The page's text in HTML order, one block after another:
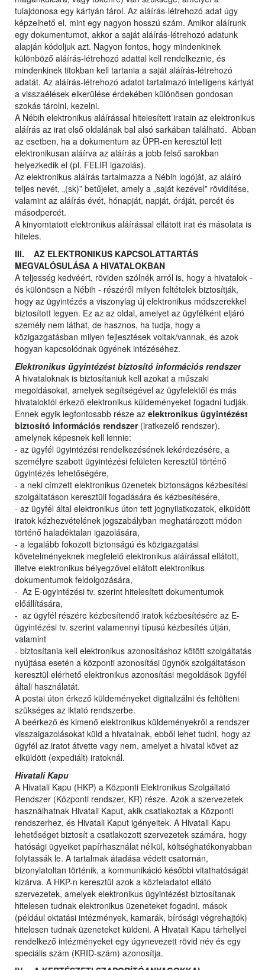
tulajdonosa egy kártyán tárol. Az aláírás-létrehozó adat úgy
képzelhető el, mint egy nagyon hosszú szám. Amikor aláírunk
egy dokumentumot, akkor a saját aláírás-létrehozó adatunk
alapján kódoljuk azt. Nagyon fontos, hogy mindenkinek
különböző aláírás-létrehozó adattal kell rendelkeznie, és
mindenkinek titokban kell tartania a saját aláírás-létrehozó
adatát. Az aláírás-létrehozó adatot tartalmazó intelligens kártyát
a visszaélések elkerülése érdekében különösen gondosan
szokás tárolni, kezelni.
A Nébih elektronikus aláírással hitelesített iratain az elektronikus
aláírás az irat első oldalának bal alsó sarkában található. Abban
az esetben, ha a dokumentum az ÜPR-en keresztül lett
elektronikusan aláírva az aláírás a jobb felső sarokban
helyezkedik el (pl. FELIR igazolás).
Az elektronikus aláírás tartalmazza a Nébih logóját, az aláíró
teljes nevét, „(sk)” betűjelet, amely a „saját kezével” rövidítése,
valamint az aláírás évét, hónapját, napját, óráját, percét és
másodpercét.
A kinyomtatott elektronikus aláírással ellátott irat és másolata is
hiteles.
III. AZ ELEKTRONIKUS KAPCSOLATTARTÁS
MEGVALÓSULÁSA A HIVATALOKBAN
A teljesség kedvéért, röviden szólnék arról is, hogy a hivatalok -
és különösen a Nébih - részéről milyen feltételek biztosítják,
hogy az ügyintézés a viszonylag új elektronikus módszerekkel
biztosított legyen. Ez az az oldal, amelyet az ügyfélként eljáró
személy nem láthat, de hasznos, ha tudja, hogy a
közigazgatásban milyen fejlesztések voltak/vannak, és azok
hogyan kapcsolódnak ügyének intézéséhez.
Elektronikus ügyintézést biztosító információs rendszer
A hivataloknak is biztosítaniuk kell azokat a műszaki
megoldásokat, amelyek segítségével az ügyfelektől és más
hivataloktól érkező elektronikus küldeményeket fogadni tudják.
Ennek egyik legfontosabb része az elektronikus ügyintézést
biztosító információs rendszer(iratkezelő rendszer),
amelynek képesnek kell lennie:
- az ügyfél ügyintézési rendelkezésének lekérdezésére, a
személyre szabott ügyintézési felületen keresztül történő
ügyintézés lehetőségére,
- a neki címzett elektronikus üzenetek biztonságos kézbesítési
szolgáltatáson keresztüli fogadására és kézbesítésére,
- az ügyfél által elektronikus úton tett jognyilatkozatok, elküldött
iratok kézhezvételének jogszabályban meghatározott módon
történő haladéktalan igazolására,
- a legalább fokozott biztonságú és közigazgatási
követelményeknek megfelelő elektronikus aláírással ellátott,
illetve elektronikus bélyegzővel ellátott elektronikus
dokumentumok feldolgozására,
- Az E-ügyintézési tv. szerint hitelesített dokumentumok
előállítására,
- az ügyfél részére kézbesítendő iratok kézbesítésére az E-
ügyintézési tv. szerint valamennyi típusú kézbesítés útján,
valamint
- biztosítania kell elektronikus azonosításhoz kötött szolgáltatás
nyújtása esetén a központi azonosítási ügynök szolgáltatáson
keresztül elérhető elektronikus azonosítási megoldások ügyfél
általi használatát.
A postai úton érkező küldeményeket digitalizálni és feltölteni
szükséges az iktató rendszerbe.
A beérkező és kimenő elektronikus küldeményekről a rendszer
visszaigazolásokat küld a hivatalnak, ebből lehet tudni, hogy az
ügyfél az iratot átvette vagy nem, amelyet a hivatal követ az
elküldött (expediált) iratoknál.
Hivatali Kapu
A Hivatali Kapu (HKP) a Központi Elektronikus Szolgáltató
Rendszer (Központi rendszer, KR) része. Azok a szervezetek
használhatnak Hivatali Kaput, akik csatlakoztak a Központi
rendszerhez, és Hivatali Kaput igényeltek. A Hivatali Kapu
lehetőséget biztosít a csatlakozott szervezetek számára, hogy
hatósági ügyeiket papírhasználat nélkül, költséghatékonyabban
folytassák le. A tartalmak átadása védett csatornán,
bizonylatoltan történik, a kommunikáció későbbi vitathatóságát
kizárva. A HKP-n keresztül azok a közfeladatot ellátó
szervezetek, amelyek elektronikus ügyintézést biztosítanak
hitelesen tudnak elektronikus üzeneteket fogadni, mások
(például oktatási intézmények, kamarák, bírósági végrehajtók)
hitelesen tudnak üzeneteket küldeni. A Hivatali Kapu tárhellyel
rendelkező intézményeket egy úgynevezett rövid név és egy
speciális szám (KRID-szám) azonosítja.